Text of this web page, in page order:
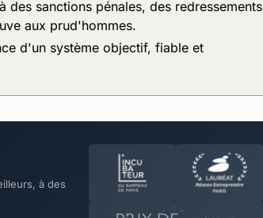
sanctions pénales, des redressements
aux prud'hommes.
d'un système objectif, fiable et
à des